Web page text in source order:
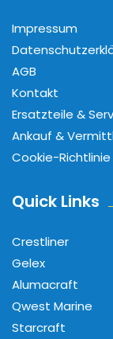
Impressum
AGB
Kontakt
Ersatzteile &
Ankauf &
Cookie-Richtlinie
Quick Links
Crestliner
Gelex
Alumacraft
Qwest Marine
Starcraft